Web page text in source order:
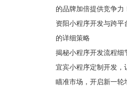
的品牌加倍提供竞争力
资阳小程序开发与跨平
的详细策略
揭秘小程序开发流程细
宜宾小程序定制开发，
瞄准市场，开启新一轮